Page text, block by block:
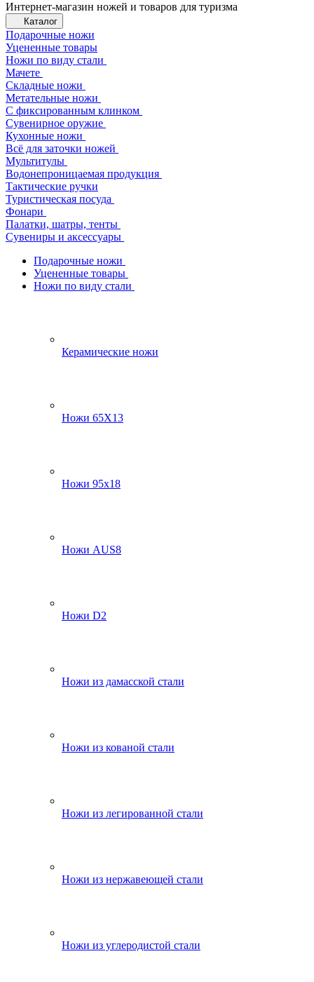
Интернет-магазин ножей и товаров для туризма
Каталог
Подарочные ножи
Уцененные товары
Ножи по виду стали
Мачете
Складные ножи
Метательные ножи
С фиксированным клинком
Сувенирное оружие
Кухонные ножи
Всё для заточки ножей
Мультитулы
Водонепроницаемая продукция
Тактические ручки
Туристическая посуда
Фонари
Палатки, шатры, тенты
Сувениры и аксессуары
Подарочные ножи
Уцененные товары
Ножи по виду стали
Керамические ножи
Ножи 65Х13
Ножи 95х18
Ножи AUS8
Ножи D2
Ножи из дамасской стали
Ножи из кованой стали
Ножи из легированной стали
Ножи из нержавеющей стали
Ножи из углеродистой стали